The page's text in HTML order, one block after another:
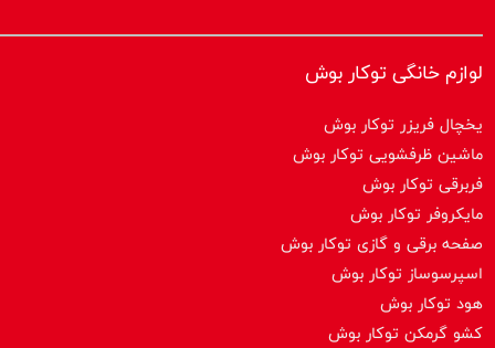
لوازم خانگی توکار بوش
یخچال فریزر توکار بوش
ماشین ظرفشویی توکار بوش
فربرقی توکار بوش
مایکروفر توکار بوش
صفحه برقی و گازی توکار بوش
اسپرسوساز توكار بوش
هود توکار بوش
کشو گرمکن توکار بوش